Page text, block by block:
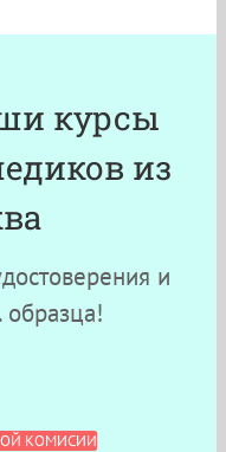
курсы
из
и
образца!
КОМИСИИ